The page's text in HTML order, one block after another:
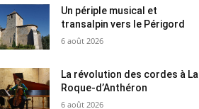
Un périple musical et
transalpin vers le Périgord
6 août 2026
La révolution des cordes à La
Roque-d’Anthéron
6 août 2026